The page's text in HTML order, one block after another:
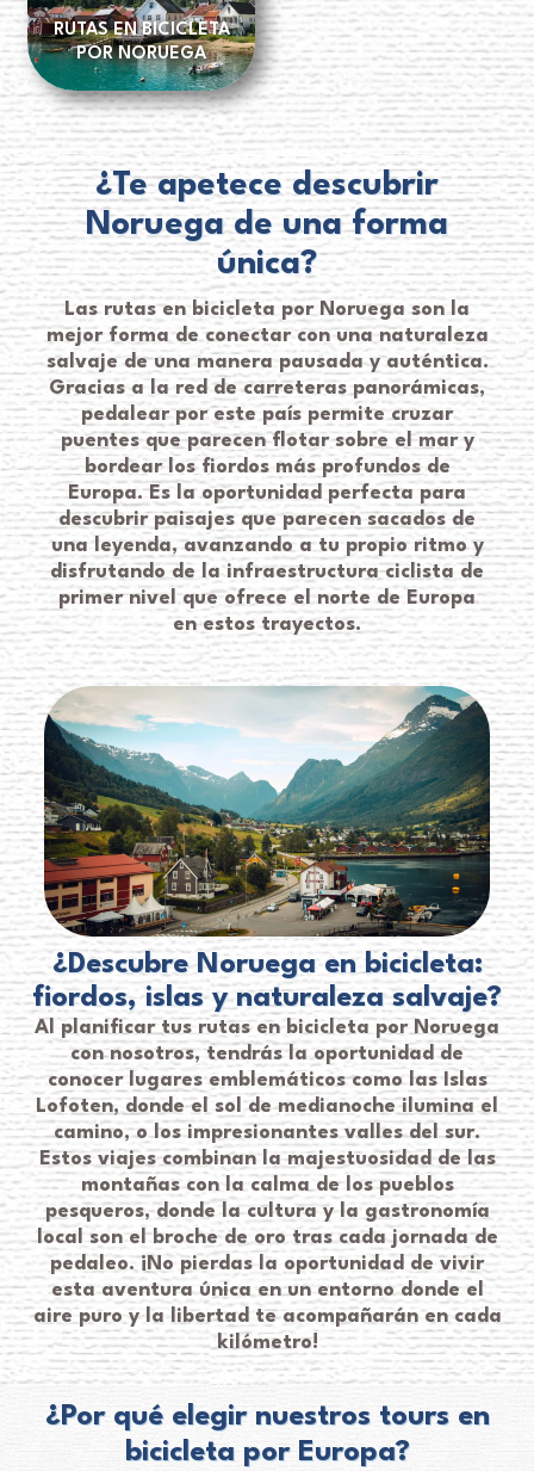
RUTAS EN BICICLETA
POR NORUEGA
¿Te apetece descubrir
Noruega de una forma
única?
Las rutas en bicicleta por Noruega son la
mejor forma de conectar con una naturaleza
salvaje de una manera pausada y auténtica.
Gracias a la red de carreteras panorámicas,
pedalear por este país permite cruzar
puentes que parecen flotar sobre el mar y
bordear los fiordos más profundos de
Europa. Es la oportunidad perfecta para
descubrir paisajes que parecen sacados de
una leyenda, avanzando a tu propio ritmo y
disfrutando de la infraestructura ciclista de
primer nivel que ofrece el norte de Europa
en estos trayectos.
¿Descubre Noruega en bicicleta:
fiordos, islas y naturaleza salvaje?
Al planificar tus rutas en bicicleta por Noruega
con nosotros, tendrás la oportunidad de
conocer lugares emblemáticos como las Islas
Lofoten, donde el sol de medianoche ilumina el
camino, o los impresionantes valles del sur.
Estos viajes combinan la majestuosidad de las
montañas con la calma de los pueblos
pesqueros, donde la cultura y la gastronomía
local son el broche de oro tras cada jornada de
pedaleo. ¡No pierdas la oportunidad de vivir
esta aventura única en un entorno donde el
aire puro y la libertad te acompañarán en cada
kilómetro!
¿Por qué elegir nuestros tours en
bicicleta por Europa?